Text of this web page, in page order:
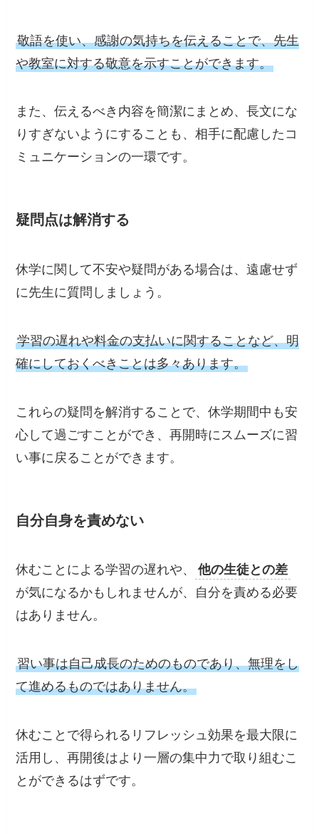
敬語を使い、感謝の気持ちを伝えることで、先生
や教室に対する敬意を示すことができます。
また、伝えるべき内容を簡潔にまとめ、長文にな
りすぎないようにすることも、相手に配慮したコ
ミュニケーションの一環です。
疑問点は解消する
休学に関して不安や疑問がある場合は、遠慮せず
に先生に質問しましょう。
学習の遅れや料金の支払いに関することなど、明
確にしておくべきことは多々あります。
これらの疑問を解消することで、休学期間中も安
心して過ごすことができ、再開時にスムーズに習
い事に戻ることができます。
自分自身を責めない
休むことによる学習の遅れや、
他の生徒との差
が気になるかもしれませんが、自分を責める必要
はありません。
習い事は自己成長のためのものであり、無理をし
て進めるものではありません。
休むことで得られるリフレッシュ効果を最大限に
活用し、再開後はより一層の集中力で取り組むこ
とができるはずです。